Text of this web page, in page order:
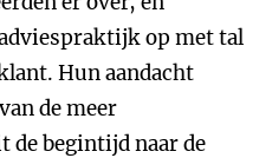
op met tal
Hun aandacht
de meer
de begintijd naar de